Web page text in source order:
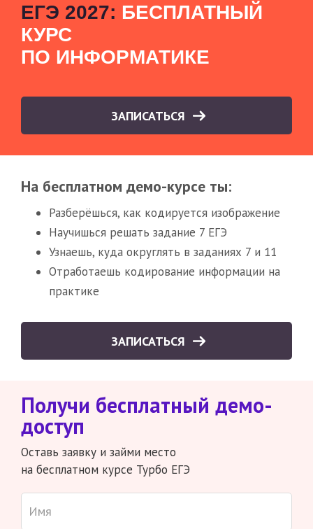
ЕГЭ 2027: БЕСПЛАТНЫЙ
КУРС
ПО ИНФОРМАТИКЕ
ЗАПИСАТЬСЯ
На бесплатном демо-курсе ты:
Разберёшься, как кодируется изображение
Научишься решать задание 7 ЕГЭ
Узнаешь, куда округлять в заданиях 7 и 11
Отработаешь кодирование информации на
практике
ЗАПИСАТЬСЯ
Получи бесплатный демо-
доступ
Оставь заявку и займи место
на бесплатном курсе Турбо ЕГЭ